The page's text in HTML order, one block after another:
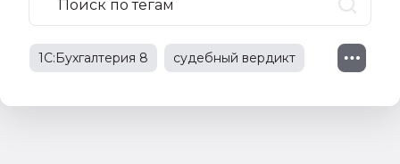
1С:Бухгалтерия 8 судебный вердикт